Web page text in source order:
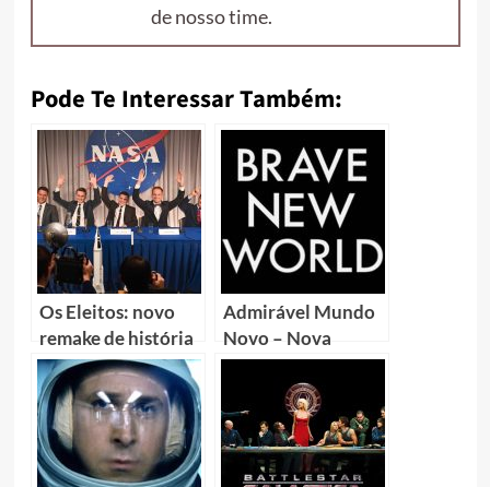
de nosso time.
Pode Te Interessar Também:
Os Eleitos: novo
remake de história
espacial será
lançado no Disney+
Admirável Mundo
Novo – Nova
minissérie tem seu
primeiro teaser